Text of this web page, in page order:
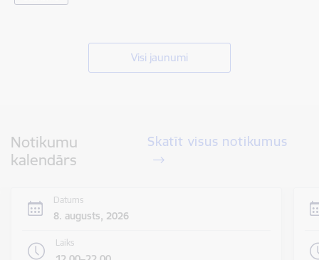
Visi jaunumi
Notikumu
kalendārs
Skatīt visus notikumus
Datums
8. augusts, 2026
Laiks